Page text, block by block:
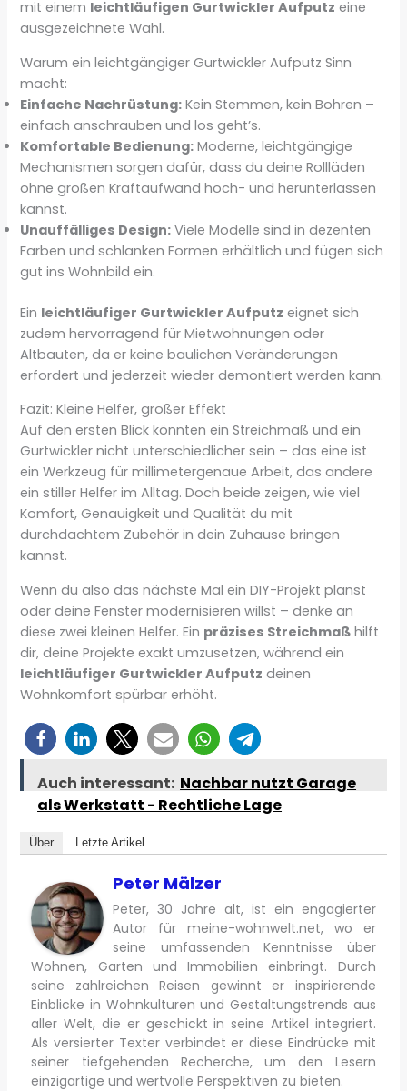
mit einem leichtläufigen Gurtwickler Aufputz eine
ausgezeichnete Wahl.
Warum ein leichtgängiger Gurtwickler Aufputz Sinn
macht:
Einfache Nachrüstung: Kein Stemmen, kein Bohren –
einfach anschrauben und los geht’s.
Komfortable Bedienung: Moderne, leichtgängige
Mechanismen sorgen dafür, dass du deine Rollläden
ohne großen Kraftaufwand hoch- und herunterlassen
kannst.
Unauffälliges Design: Viele Modelle sind in dezenten
Farben und schlanken Formen erhältlich und fügen sich
gut ins Wohnbild ein.
Ein leichtläufiger Gurtwickler Aufputz eignet sich
zudem hervorragend für Mietwohnungen oder
Altbauten, da er keine baulichen Veränderungen
erfordert und jederzeit wieder demontiert werden kann.
Fazit: Kleine Helfer, großer Effekt
Auf den ersten Blick könnten ein Streichmaß und ein
Gurtwickler nicht unterschiedlicher sein – das eine ist
ein Werkzeug für millimetergenaue Arbeit, das andere
ein stiller Helfer im Alltag. Doch beide zeigen, wie viel
Komfort, Genauigkeit und Qualität du mit
durchdachtem Zubehör in dein Zuhause bringen
kannst.
Wenn du also das nächste Mal ein DIY-Projekt planst
oder deine Fenster modernisieren willst – denke an
diese zwei kleinen Helfer. Ein präzises Streichmaß hilft
dir, deine Projekte exakt umzusetzen, während ein
leichtläufiger Gurtwickler Aufputz deinen
Wohnkomfort spürbar erhöht.
Auch interessant: Nachbar nutzt Garage
als Werkstatt - Rechtliche Lage
Über Letzte Artikel
Peter Mälzer
Peter, 30 Jahre alt, ist ein engagierter
Autor für meine-wohnwelt.net, wo er
seine umfassenden Kenntnisse über
Wohnen, Garten und Immobilien einbringt. Durch
seine zahlreichen Reisen gewinnt er inspirierende
Einblicke in Wohnkulturen und Gestaltungstrends aus
aller Welt, die er geschickt in seine Artikel integriert.
Als versierter Texter verbindet er diese Eindrücke mit
seiner tiefgehenden Recherche, um den Lesern
einzigartige und wertvolle Perspektiven zu bieten.